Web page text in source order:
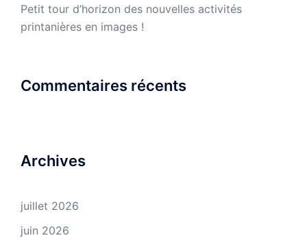
Petit tour d’horizon des nouvelles activités
printanières en images !
Commentaires récents
Archives
juillet 2026
juin 2026